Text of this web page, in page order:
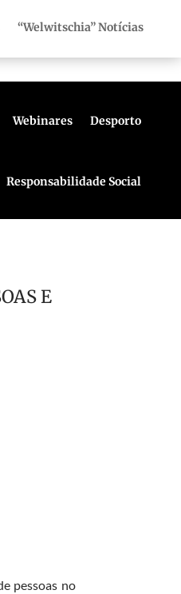
“Welwitschia” Notícias
Webinares Desporto
Responsabilidade Social
E
pessoas no